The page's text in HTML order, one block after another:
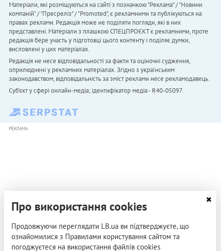
Матеріали, які розміщуються на сайті з позначкою "Реклама" / "Новини
компаній" / "Пресреліз" / "Promoted", є рекламними та публікуються на
правах реклами. Редакція може не поділяти погляди, які в них
представлені. Матеріали з плашкою СПЕЦПРОЄКТ є рекламними, проте
редакція бере участь у підготовці цього контенту і поділяє думки,
висловлені у цих матеріалах.
Редакція не несе відповідальності за факти та оціночні судження,
оприлюднені у рекламних матеріалах. Згідно з українським
законодавством, відповідальність за зміст реклами несе рекламодавець.
Cуб'єкт у сфері онлайн-медіа; ідентифікатор медіа - R40-05097
РЕКЛАМА
Про використання cookies
Продовжуючи переглядати LB.ua ви підтверджуєте, що
ознайомилися з Правилами користування сайтом та
погоджуєтеся на використання файлів cookies